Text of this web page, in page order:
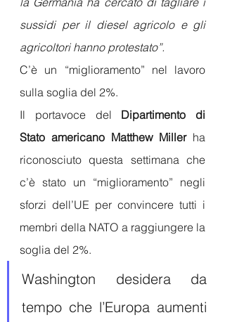
sussidi per il diesel agricolo e gli
agricoltori hanno protestato”.
C’è un “miglioramento” nel lavoro
sulla soglia del 2%.
Il portavoce del Dipartimento di
Stato americano Matthew Miller ha
riconosciuto questa settimana che
c’è stato un “miglioramento” negli
sforzi dell’UE per convincere tutti i
membri della NATO a raggiungere la
soglia del 2%.
Washington desidera da
tempo che l’Europa aumenti